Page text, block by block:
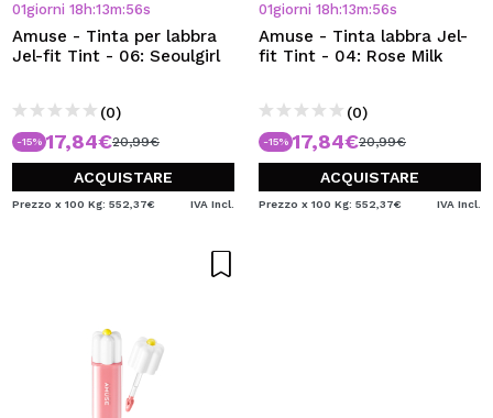
01giorni 18 h:13m:55s
Amuse - Tinta per labbra
Jel-fit Tint - 06: Seoulgirl
(0)
-15% 17,84€20,99€
ACQUISTARE
Prezzo x 100 Kg: 552,37€ IVA Incl.
01giorni 18 h:13m:55s
Amuse - Tinta labbra Jel-
fit Tint - 04: Rose Milk
(0)
-15% 17,84€20,99€
ACQUISTARE
Prezzo x 100 Kg: 552,37€ IVA Incl.